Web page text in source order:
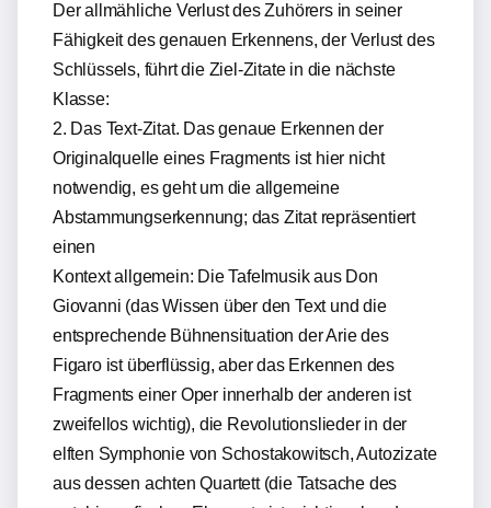
Der allmähliche Verlust des Zuhörers in seiner
Fähigkeit des genauen Erkennens, der Verlust des
Schlüssels, führt die Ziel-Zitate in die nächste
Klasse:
2. Das Text-Zitat. Das genaue Erkennen der
Originalquelle eines Fragments ist hier nicht
notwendig, es geht um die allgemeine
Abstammungserkennung; das Zitat repräsentiert
einen
Kontext allgemein: Die Tafelmusik aus Don
Giovanni (das Wissen über den Text und die
entsprechende Bühnensituation der Arie des
Figaro ist überflüssig, aber das Erkennen des
Fragments einer Oper innerhalb der anderen ist
zweifellos wichtig), die Revolutionslieder in der
elften Symphonie von Schostakowitsch, Autozizate
aus dessen achten Quartett (die Tatsache des